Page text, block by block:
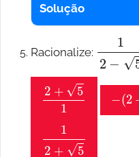
Solução
Racionalize: 5
2+ 51 2+
5